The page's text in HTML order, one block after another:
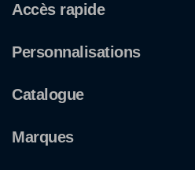
Accès rapide
Personnalisations
Catalogue
Marques